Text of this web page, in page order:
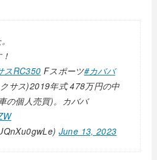
スRC350 Fスポーツ#カババ
サス)2019年式 478万円の中
の個人売買)。カババ
June 13, 2023